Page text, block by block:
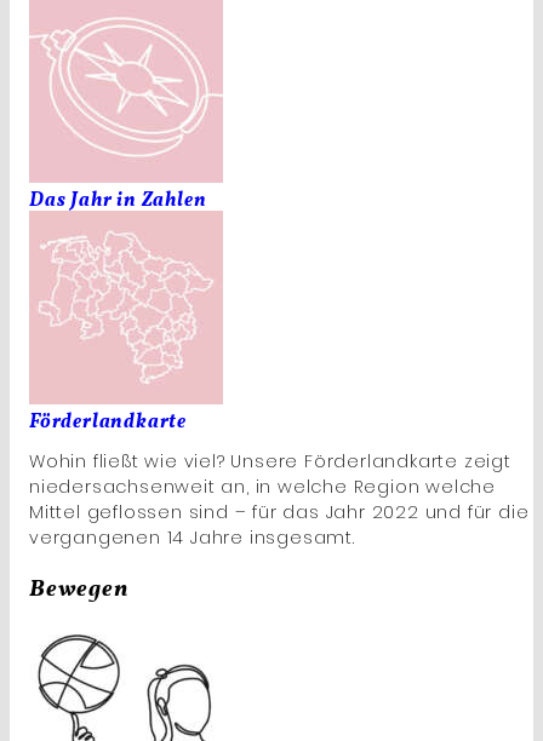
Das Jahr in Zahlen
Förderlandkarte
Wohin fließt wie viel? Unsere Förderlandkarte zeigt
niedersachsenweit an, in welche Region welche
Mittel geflossen sind – für das Jahr 2022 und für die
vergangenen 14 Jahre insgesamt.
Bewegen